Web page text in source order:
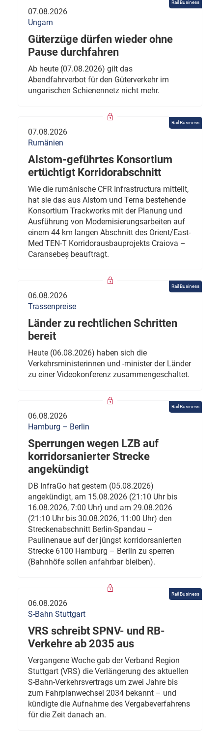
Rail Business
07.08.2026
Ungarn
Güterzüge dürfen wieder ohne
Pause durchfahren
Ab heute (07.08.2026) gilt das
Abendfahrverbot für den Güterverkehr im
ungarischen Schienennetz nicht mehr.
Rail Business
07.08.2026
Rumänien
Alstom-geführtes Konsortium
ertüchtigt Korridorabschnitt
Wie die rumänische CFR Infrastructura mitteilt,
hat sie das aus Alstom und Terna bestehende
Konsortium Trackworks mit der Planung und
Ausführung von Modernisierungsarbeiten auf
einem 44 km langen Abschnitt des Orient/East-
Med TEN-T Korridorausbauprojekts Craiova –
Caransebeș beauftragt.
Rail Business
06.08.2026
Trassenpreise
Länder zu rechtlichen Schritten
bereit
Heute (06.08.2026) haben sich die
Verkehrsministerinnen und -minister der Länder
zu einer Videokonferenz zusammengeschaltet.
Rail Business
06.08.2026
Hamburg – Berlin
Sperrungen wegen LZB auf
korridorsanierter Strecke
angekündigt
DB InfraGo hat gestern (05.08.2026)
angekündigt, am 15.08.2026 (21:10 Uhr bis
16.08.2026, 7:00 Uhr) und am 29.08.2026
(21:10 Uhr bis 30.08.2026, 11:00 Uhr) den
Streckenabschnitt Berlin-Spandau –
Paulinenaue auf der jüngst korridorsanierten
Strecke 6100 Hamburg – Berlin zu sperren
(Bahnhöfe sollen anfahrbar bleiben).
Rail Business
06.08.2026
S-Bahn Stuttgart
VRS schreibt SPNV- und RB-
Verkehre ab 2035 aus
Vergangene Woche gab der Verband Region
Stuttgart (VRS) die Verlängerung des aktuellen
S-Bahn-Verkehrsvertrags um zwei Jahre bis
zum Fahrplanwechsel 2034 bekannt – und
kündigte die Aufnahme des Vergabeverfahrens
für die Zeit danach an.